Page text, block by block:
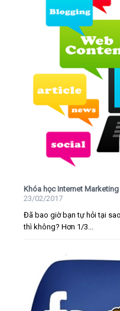
Khóa học Internet
23/02/2017
Đã bao giờ bạn tự hỏi tại
thì không? Hơn 1/3...